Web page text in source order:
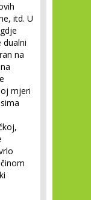
itd. U
na
mjeri